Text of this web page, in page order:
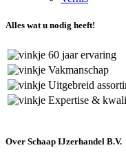
Alles wat u nodig heeft!
60 jaar ervaring
Vakmanschap
Uitgebreid
Expertise &
Over Schaap IJzerhandel B.V.